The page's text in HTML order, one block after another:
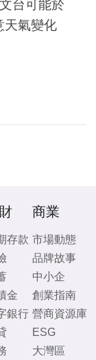
台可能於
天氣變化
存款
金
銀行
商業
市場動態
品牌故事
中小企
創業指南
營商資源庫
ESG
大灣區